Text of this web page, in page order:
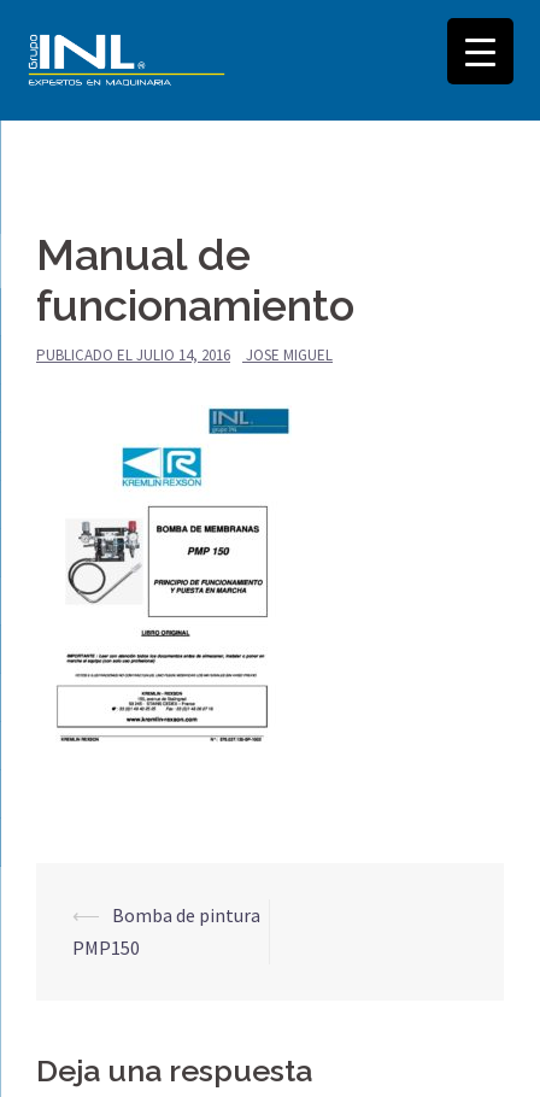
contenidoManual de
funcionamiento
PUBLICADO ELJULIO 14, 2016 JOSE MIGUEL
Navegación
de
⟵ Bomba de pintura
PMP150
Deja una respuesta